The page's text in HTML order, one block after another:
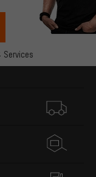
Services